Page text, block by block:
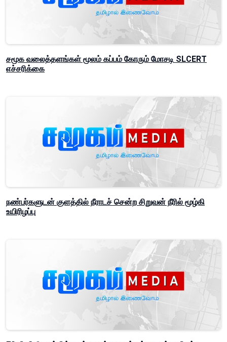
சமூக வலைத்தளங்கள் மூலம் கப்பம் கோரும் மோசடி SLCERT
எச்சரிக்கை
நண்பர்களுடன் குளத்தில் நீராடச் சென்ற சிறுவன் நீரில் மூழ்கி
உயிரிழப்பு